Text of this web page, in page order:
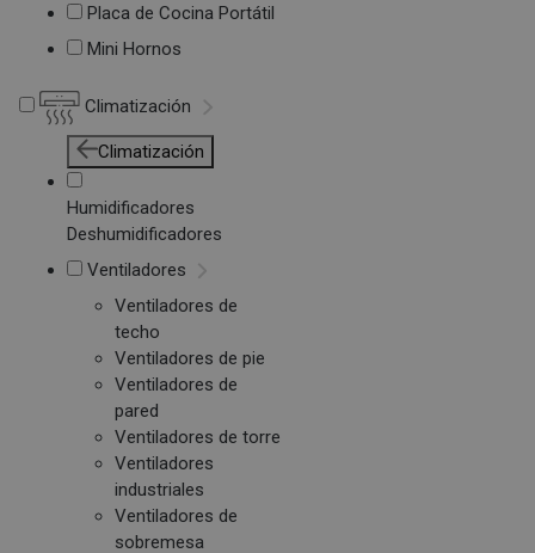
Placa de Cocina Portátil
Mini Hornos
Climatización
Climatización
Humidificadores
Deshumidificadores
Ventiladores
Ventiladores de
techo
Ventiladores de pie
Ventiladores de
pared
Ventiladores de torre
Ventiladores
industriales
Ventiladores de
sobremesa